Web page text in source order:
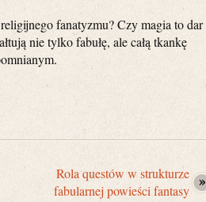
fanatyzmu? Czy magia to dar
nie tylko fabułę, ale całą tkankę
Rola questów w strukturze
fabularnej powieści fantasy